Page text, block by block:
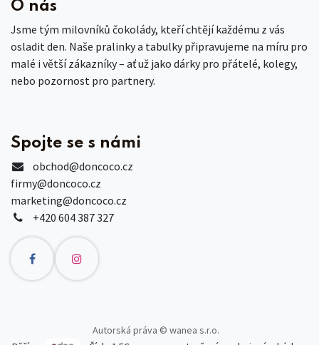
O nás
Jsme tým milovníků čokolády, kteří chtějí každému z vás
osladit den. Naše pralinky a tabulky připravujeme na míru pro
malé i větší zákazníky – ať už jako dárky pro přátelé, kolegy,
nebo pozornost pro partnery.
Spojte se s námi
obchod@doncoco.cz
firmy@doncoco.cz
marketing@doncoco.cz
+420 604 387 327
Autorská práva © wanea s.r.o.